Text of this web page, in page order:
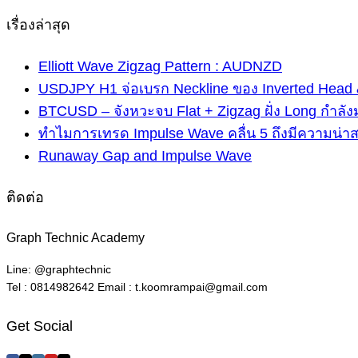
เรื่องล่าสุด
Elliott Wave Zigzag Pattern : AUDNZD
USDJPY H1 จ่อเบรก Neckline ของ Inverted Head
BTCUSD – จังหวะจบ Flat + Zigzag ฝั่ง Long กำลัง
ทำไมการเทรด Impulse Wave คลื่น 5 ถึงมีความน่า
Runaway Gap and Impulse Wave
ติดต่อ
Graph Technic Academy
Line: @graphtechnic
Tel : 0814982642 Email : t.koomrampai@gmail.com
Get Social